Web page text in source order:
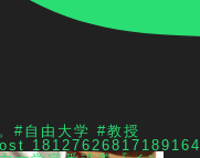
#自由大学 #教授
18127626817189164